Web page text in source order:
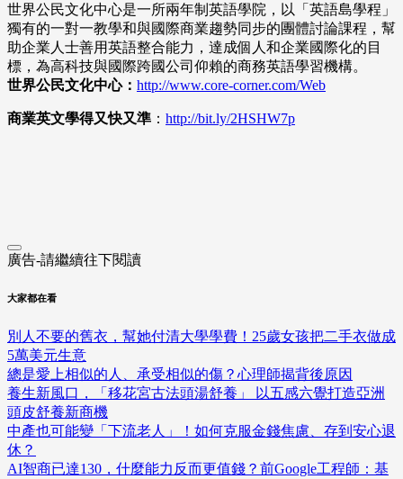
世界公民文化中心是一所兩年制英語學院，以「英語島學程」
獨有的一對一教學和與國際商業趨勢同步的團體討論課程，幫
助企業人士善用英語整合能力，達成個人和企業國際化的目
標，為高科技與國際跨國公司仰賴的商務英語學習機構。
世界公民文化中心： http://www.core-corner.com/Web
商業英文學得又快又準 ： http://bit.ly/2HSHW7p
廣告-請繼續往下閱讀
大家都在看
別人不要的舊衣，幫她付清大學學費！25歲女孩把二手衣做成
5萬美元生意
總是愛上相似的人、承受相似的傷？心理師揭背後原因
養生新風口，「移花宮古法頭湯舒養」 以五感六覺打造亞洲
頭皮舒養新商機
中產也可能變「下流老人」！如何克服金錢焦慮、存到安心退
休？
AI智商已達130，什麼能力反而更值錢？前Google工程師：基